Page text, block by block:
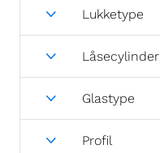
Lukketype
Låsecylinder
Glastype
Profil